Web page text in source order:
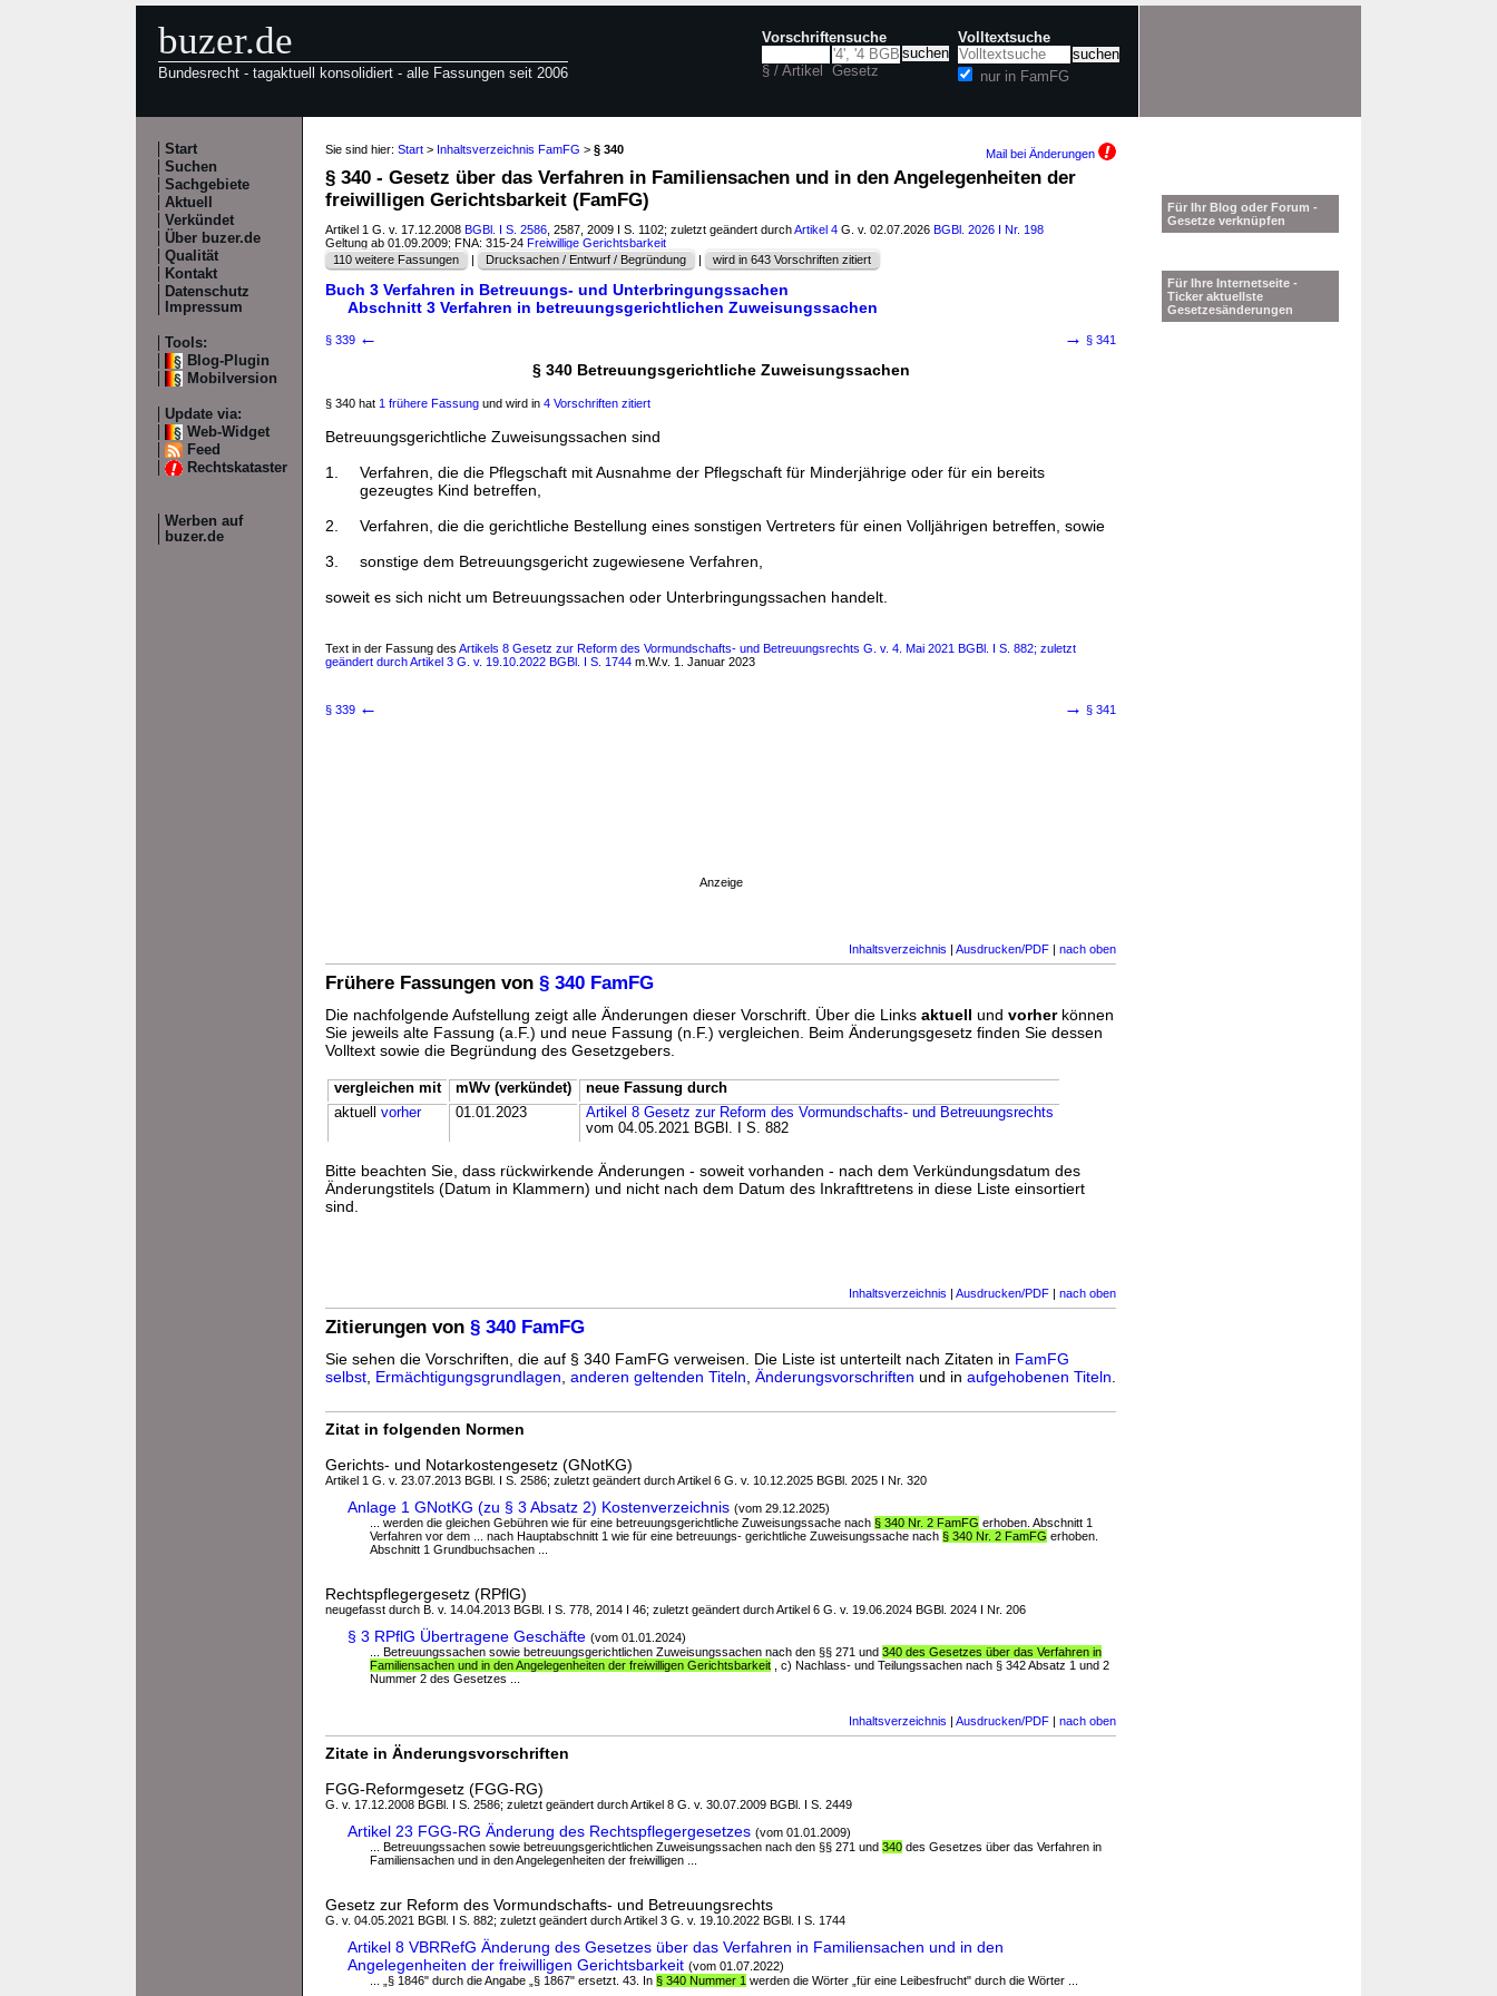
buzer.de
Bundesrecht - tagaktuell konsolidiert - alle Fassungen seit 2006
Vorschriftensuche
§ / Artikel Gesetz
Volltextsuche
nur in FamFG
Start
Suchen
Sachgebiete
Aktuell
Verkündet
Über buzer.de
Qualität
Kontakt
Datenschutz
Impressum
Tools:
Blog-Plugin
Mobilversion
Update via:
Web-Widget
Feed
Rechtskataster
Werben auf
buzer.de
Sie sind hier: Start > Inhaltsverzeichnis FamFG > § 340 Mail bei Änderungen
§ 340 - Gesetz über das Verfahren in Familiensachen und in den Angelegenheiten der
freiwilligen Gerichtsbarkeit (FamFG)
Artikel 1 G. v. 17.12.2008 BGBl. I S. 2586 , 2587, 2009 I S. 1102; zuletzt geändert durchArtikel 4 G. v. 02.07.2026 BGBl. 2026 I Nr. 198
Geltung ab 01.09.2009; FNA: 315-24 Freiwillige Gerichtsbarkeit
110 weitere Fassungen
| Drucksachen / Entwurf / Begründung | wird in 643 Vorschriften zitiert
Buch 3 Verfahren in Betreuungs- und Unterbringungssachen
Abschnitt 3 Verfahren in betreuungsgerichtlichen Zuweisungssachen
§ 339 ← → § 341
§ 340 Betreuungsgerichtliche Zuweisungssachen
§ 340 hat 1 frühere Fassung und wird in 4 Vorschriften zitiert
Betreuungsgerichtliche Zuweisungssachen sind
1.
Verfahren, die die Pflegschaft mit Ausnahme der Pflegschaft für Minderjährige oder für ein bereits
gezeugtes Kind betreffen,
2.
Verfahren, die die gerichtliche Bestellung eines sonstigen Vertreters für einen Volljährigen betreffen, sowie
3.
sonstige dem Betreuungsgericht zugewiesene Verfahren,
soweit es sich nicht um Betreuungssachen oder Unterbringungssachen handelt.
Text in der Fassung des Artikels 8 Gesetz zur Reform des Vormundschafts- und Betreuungsrechts G. v. 4. Mai 2021 BGBl. I S. 882; zuletzt
geändert durch Artikel 3 G. v. 19.10.2022 BGBl. I S. 1744 m.W.v. 1. Januar 2023
§ 339 ← → § 341
Anzeige
Inhaltsverzeichnis | Ausdrucken/PDF | nach oben
Frühere Fassungen von § 340 FamFG
Die nachfolgende Aufstellung zeigt alle Änderungen dieser Vorschrift. Über die Links aktuell und vorherkönnen
Sie jeweils alte Fassung (a.F.) und neue Fassung (n.F.) vergleichen. Beim Änderungsgesetz finden Sie dessen
Volltext sowie die Begründung des Gesetzgebers.
vergleichen mit mWv (verkündet)
neue Fassung durch
aktuell vorher 01.01.2023
Artikel 8 Gesetz zur Reform des Vormundschafts- und Betreuungsrechts
vom 04.05.2021 BGBl. I S. 882
Bitte beachten Sie, dass rückwirkende Änderungen - soweit vorhanden - nach dem Verkündungsdatum des
Änderungstitels (Datum in Klammern) und nicht nach dem Datum des Inkrafttretens in diese Liste einsortiert
sind.
Inhaltsverzeichnis | Ausdrucken/PDF | nach oben
Zitierungen von § 340 FamFG
Sie sehen die Vorschriften, die auf § 340 FamFG verweisen. Die Liste ist unterteilt nach Zitaten in FamFG
selbst Ermächtigungsgrundlagen anderen geltenden Titeln Änderungsvorschriften und in aufgehobenen Titeln
Zitat in folgenden Normen
Gerichts- und Notarkostengesetz (GNotKG)
Artikel 1 G. v. 23.07.2013 BGBl. I S. 2586; zuletzt geändert durch Artikel 6 G. v. 10.12.2025 BGBl. 2025 I Nr. 320
Anlage 1 GNotKG (zu § 3 Absatz 2) Kostenverzeichnis (vom 29.12.2025)
... werden die gleichen Gebühren wie für eine betreuungsgerichtliche Zuweisungssache nach § 340 Nr. 2 FamFG erhoben. Abschnitt 1
Verfahren vor dem ... nach Hauptabschnitt 1 wie für eine betreuungs- gerichtliche Zuweisungssache nach § 340 Nr. 2 FamFG erhoben.
Abschnitt 1 Grundbuchsachen ...
Rechtspflegergesetz (RPflG)
neugefasst durch B. v. 14.04.2013 BGBl. I S. 778, 2014 I 46; zuletzt geändert durch Artikel 6 G. v. 19.06.2024 BGBl. 2024 I Nr. 206
§ 3 RPflG Übertragene Geschäfte (vom 01.01.2024)
... Betreuungssachen sowie betreuungsgerichtlichen Zuweisungssachen nach den §§ 271 und 340 des Gesetzes über das Verfahren in
Familiensachen und in den Angelegenheiten der freiwilligen Gerichtsbarkeit , c) Nachlass- und Teilungssachen nach § 342 Absatz 1 und 2
Nummer 2 des Gesetzes ...
Inhaltsverzeichnis | Ausdrucken/PDF | nach oben
Zitate in Änderungsvorschriften
FGG-Reformgesetz (FGG-RG)
G. v. 17.12.2008 BGBl. I S. 2586; zuletzt geändert durch Artikel 8 G. v. 30.07.2009 BGBl. I S. 2449
Artikel 23 FGG-RG Änderung des Rechtspflegergesetzes (vom 01.01.2009)
... Betreuungssachen sowie betreuungsgerichtlichen Zuweisungssachen nach den §§ 271 und 340 des Gesetzes über das Verfahren in
Familiensachen und in den Angelegenheiten der freiwilligen ...
Gesetz zur Reform des Vormundschafts- und Betreuungsrechts
G. v. 04.05.2021 BGBl. I S. 882; zuletzt geändert durch Artikel 3 G. v. 19.10.2022 BGBl. I S. 1744
Artikel 8 VBRRefG Änderung des Gesetzes über das Verfahren in Familiensachen und in den
Angelegenheiten der freiwilligen Gerichtsbarkeit (vom 01.07.2022)
... „§ 1846" durch die Angabe „§ 1867" ersetzt. 43. In § 340 Nummer 1 werden die Wörter „für eine Leibesfrucht" durch die Wörter ...
Für Ihr Blog oder Forum -
Gesetze verknüpfen
Für Ihre Internetseite -
Ticker aktuellste
Gesetzesänderungen